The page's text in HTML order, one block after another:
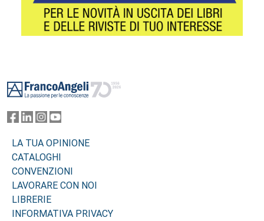
LA TUA OPINIONE
CATALOGHI
CONVENZIONI
LAVORARE CON NOI
LIBRERIE
INFORMATIVA PRIVACY